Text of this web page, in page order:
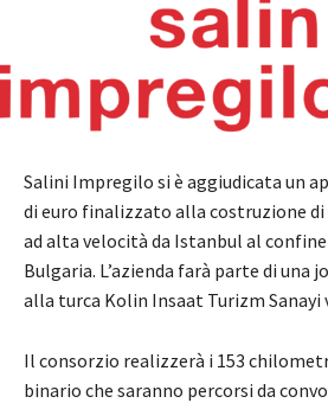
Salini Impregilo si è aggiudicata un
di euro finalizzato alla costruzione
ad alta velocità da Istanbul al
Bulgaria. L’azienda farà parte di una
alla turca Kolin Insaat Turizm Sanayi
Il consorzio realizzerà i 153
binario che saranno percorsi da